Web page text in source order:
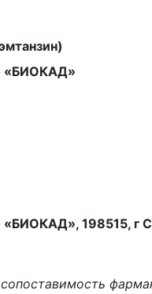
«БИОКАД»
198515, г